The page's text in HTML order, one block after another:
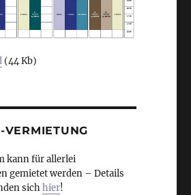
(44 Kb)
kann für allerlei
gemietet werden – Details
sichhier!